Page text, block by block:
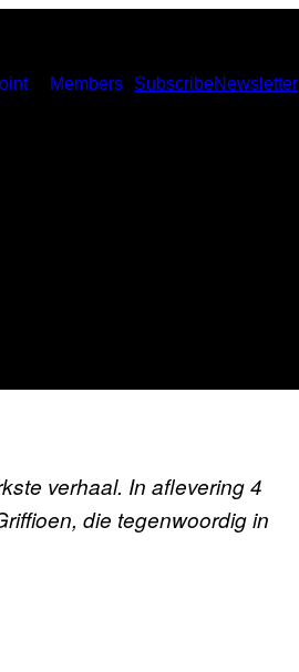
Members SubscribeNewsletter
verhaal. In aflevering 4
die tegenwoordig in